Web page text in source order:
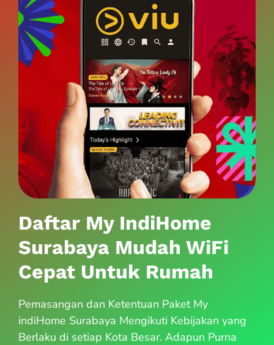
Daftar My IndiHome
Surabaya Mudah WiFi
Cepat Untuk Rumah
Pemasangan dan Ketentuan Paket My
indiHome Surabaya Mengikuti Kebijakan yang
Berlaku di setiap Kota Besar. Adapun Purna